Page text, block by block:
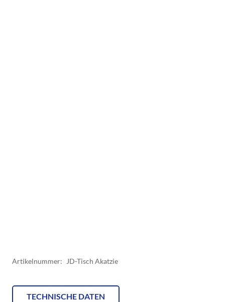
Artikelnummer: JD-Tisch Akatzie
TECHNISCHE DATEN